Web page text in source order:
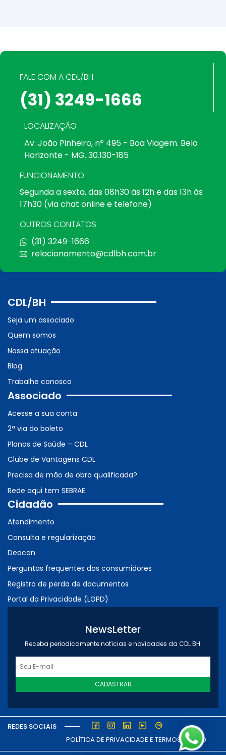
FALE COM A CDL/BH
(31) 3249-1666
LOCALIZAÇÃO
Av. João Pinheiro, nº 495 - Boa Viagem. Belo
Horizonte - MG. 30.130-185
FUNCIONAMENTO
Segunda a sexta, das 08h30 às 12h e das 13h às
17h30 (via chat online e telefone)
OUTROS CONTATOS
(31) 3249-1666
relacionamento@cdlbh.com.br
CDL/BH
Seja um associado
Quem somos
Nossa atuação
Blog
Trabalhe conosco
Associado
Acesse a sua conta
2ª via do boleto
Planos de Saúde – CDL
Clube de Vantagens CDL
Precisa de mão de obra qualificada?
Rede aqui tem SEBRAE
Cidadão
Atendimento
Consulta e regularização
Deacon
Perguntas frequentes dos consumidores
Registro de perda de documentos
Portal da Privacidade (LGPD)
NewsLetter
Receba periodicamente notícias e novidades da CDL BH.
CADASTRAR
REDES SOCIAIS
POLÍTICA DE PRIVACIDADE E TERMOS DE USO